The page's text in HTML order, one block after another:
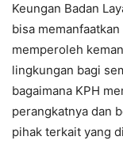
Keungan Badan
bisa
memperoleh
lingkungan bagi
bagaimana KPH
perangkatnya dan
pihak terkait yang